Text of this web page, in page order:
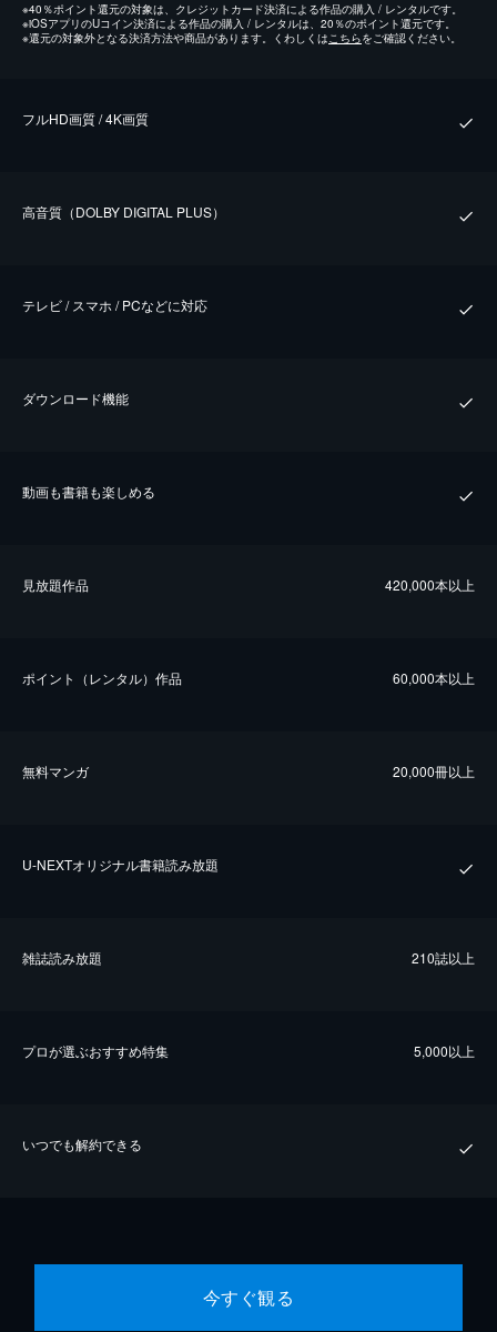
※40％ポイント還元の対象は、クレジットカード決済による作品の購入 / レンタルです。
※iOSアプリのUコイン決済による作品の購入 / レンタルは、20％のポイント還元です。
※還元の対象外となる決済方法や商品があります。くわしくはこちらをご確認ください。
フルHD画質 / 4K画質
⾼⾳質（DOLBY DIGITAL PLUS）
テレビ / スマホ / PCなどに対応
ダウンロード機能
動画も書籍も楽しめる
⾒放題作品 420,000本以上
ポイント（レンタル）作品 60,000本以上
無料マンガ 20,000冊以上
U-NEXTオリジナル書籍読み放題
雑誌読み放題 210誌以上
プロが選ぶおすすめ特集 5,000以上
いつでも解約できる
今すぐ観る